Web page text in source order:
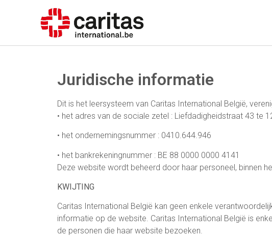
Juridische informatie
Dit is het leersysteem van Caritas International België,
• het adres van de sociale zetel : Liefdadigheidstraat 43 te
• het ondernemingsnummer : 0410.644.946
• het bankrekeningnummer : BE 88 0000 0000 4141
Deze website wordt beheerd door haar personeel, binnen
KWIJTING
Caritas International België kan geen enkele
informatie op de website. Caritas International België is
de personen die haar website bezoeken.